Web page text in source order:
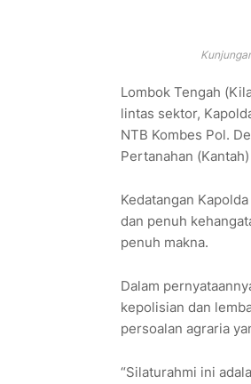
Lombok Tengah
lintas sektor,
NTB Kombes Pol.
Pertanahan
Kedatangan
dan penuh
penuh makna.
Dalam
kepolisian dan
persoalan agraria
“Silaturahmi ini